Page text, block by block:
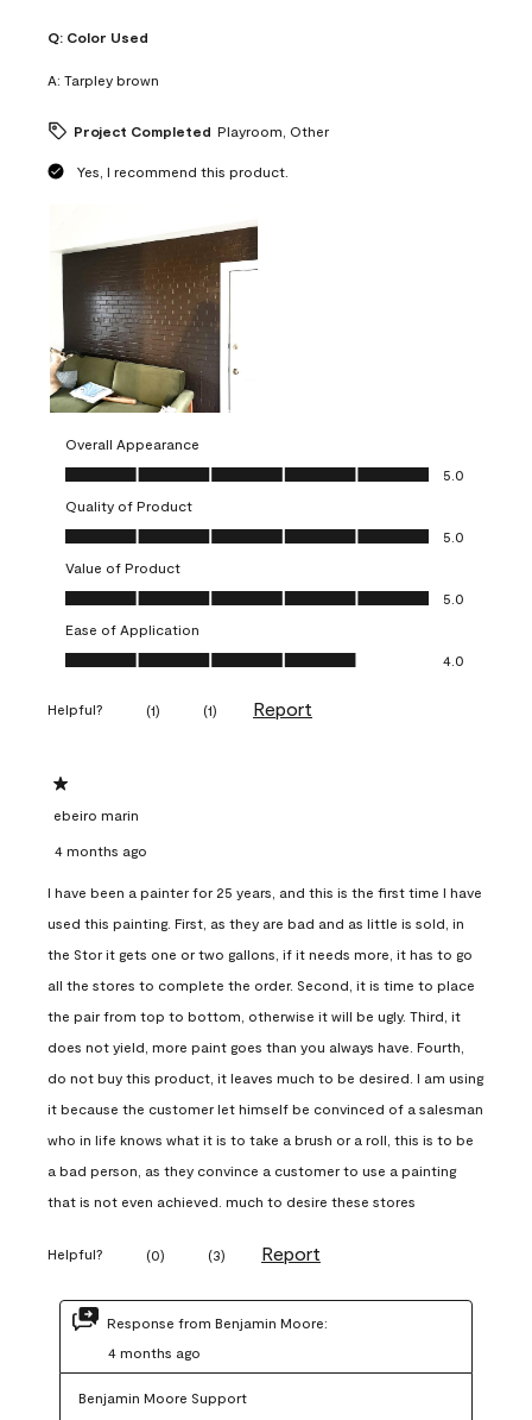
Q: Color Used
A: Tarpley brown
Project Completed Playroom, Other
Yes, I recommend this product.
Overall Appearance
Overall Appearance, 5.0 out of 5
5.0
Quality of Product
Quality of Product, 5.0 out of 5
5.0
Value of Product
Value of Product, 5.0 out of 5
5.0
Ease of Application
Ease of Application, 4.0 out of 5
4.0
Helpful? (1) (1) Report
1 out of 5 stars.
ebeiro marin
4 months ago
I have been a painter for 25 years, and this is the first time I have
used this painting. First, as they are bad and as little is sold, in
the Stor it gets one or two gallons, if it needs more, it has to go
all the stores to complete the order. Second, it is time to place
the pair from top to bottom, otherwise it will be ugly. Third, it
does not yield, more paint goes than you always have. Fourth,
do not buy this product, it leaves much to be desired. I am using
it because the customer let himself be convinced of a salesman
who in life knows what it is to take a brush or a roll, this is to be
a bad person, as they convince a customer to use a painting
that is not even achieved. much to desire these stores
Helpful? (0) (3) Report
Response from Benjamin Moore:
4 months ago
Benjamin Moore Support